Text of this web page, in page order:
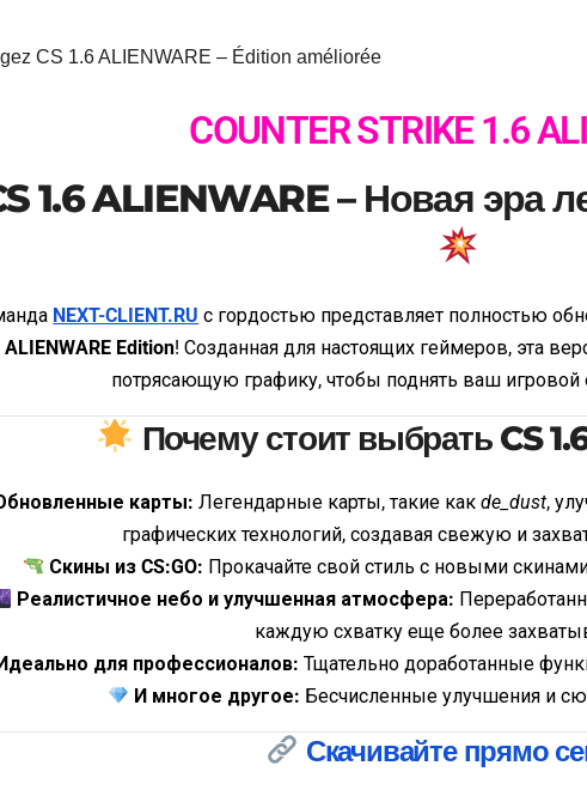
COUNTER STRIKE 1.6
1.6 ALIENWARE – Новая эра
NEXT-CLIENT.RU с гордостью представляет полностью
ALIENWARE Edition! Созданная для настоящих геймеров, эта
потрясающую графику, чтобы поднять ваш
Почему стоит выбрать CS
карты: Легендарные карты, такие какde_dust,
графических технологий, создавая свежую и
Скины из CS:GO: Прокачайте свой стиль с новыми
Реалистичное небо и улучшенная атмосфера:
каждую схватку еще более
для профессионалов: Тщательно доработанные
И многое другое: Бесчисленные улучшения и
Скачивайте прямо